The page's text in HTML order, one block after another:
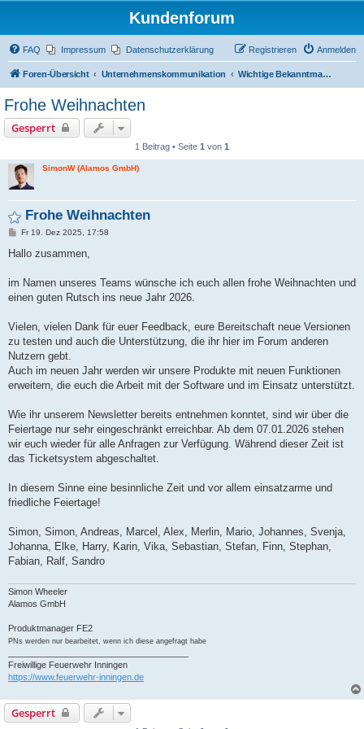
Kundenforum
FAQ Impressum Datenschutzerklärung Anmelden
Registrieren
Foren-Übersicht Unternehmenskommunikation Wichtige Bekanntmachungen
Frohe Weihnachten
Gesperrt
1 Beitrag • Seite 1 von 1
SimonW (Alamos GmbH)
Frohe Weihnachten
B
i
a
Fr 19. Dez 2025, 17:58
Hallo zusammen,
im Namen unseres Teams wünsche ich euch allen frohe Weihnachten und
einen guten Rutsch ins neue Jahr 2026.
Vielen, vielen Dank für euer Feedback, eure Bereitschaft neue Versionen
zu testen und auch die Unterstützung, die ihr hier im Forum anderen
Nutzern gebt.
Auch im neuen Jahr werden wir unsere Produkte mit neuen Funktionen
erweitern, die euch die Arbeit mit der Software und im Einsatz unterstützt.
Wie ihr unserem Newsletter bereits entnehmen konntet, sind wir über die
Feiertage nur sehr eingeschränkt erreichbar. Ab dem 07.01.2026 stehen
wir euch wieder für alle Anfragen zur Verfügung. Während dieser Zeit ist
das Ticketsystem abgeschaltet.
In diesem Sinne eine besinnliche Zeit und vor allem einsatzarme und
friedliche Feiertage!
Simon, Simon, Andreas, Marcel, Alex, Merlin, Mario, Johannes, Svenja,
Johanna, Elke, Harry, Karin, Vika, Sebastian, Stefan, Finn, Stephan,
Fabian, Ralf, Sandro
Simon Wheeler
Alamos GmbH
Produktmanager FE2
PNs werden nur bearbeitet, wenn ich diese angefragt habe
Freiwillige Feuerwehr Inningen
https://www.feuerwehr-inningen.de
Gesperrt